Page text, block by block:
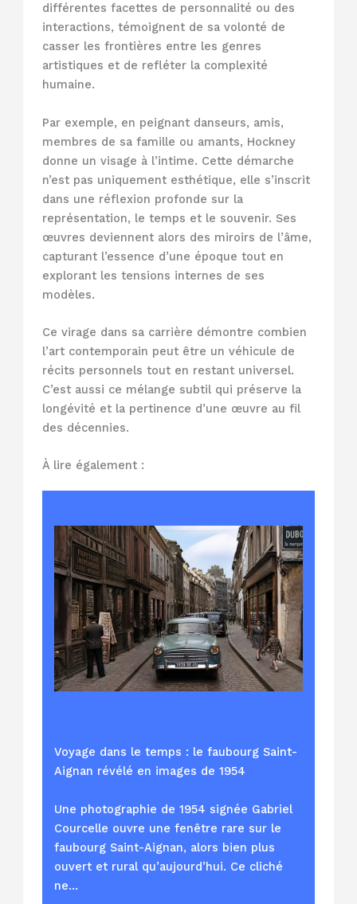
différentes facettes de personnalité ou des
interactions, témoignent de sa volonté de
casser les frontières entre les genres
artistiques et de refléter la complexité
humaine.
Par exemple, en peignant danseurs, amis,
membres de sa famille ou amants, Hockney
donne un visage à l’intime. Cette démarche
n’est pas uniquement esthétique, elle s’inscrit
dans une réflexion profonde sur la
représentation, le temps et le souvenir. Ses
œuvres deviennent alors des miroirs de l’âme,
capturant l’essence d’une époque tout en
explorant les tensions internes de ses
modèles.
Ce virage dans sa carrière démontre combien
l’art contemporain peut être un véhicule de
récits personnels tout en restant universel.
C’est aussi ce mélange subtil qui préserve la
longévité et la pertinence d’une œuvre au fil
des décennies.
À lire également :
Voyage dans le temps : le faubourg Saint-
Aignan révélé en images de 1954
Une photographie de 1954 signée Gabriel
Courcelle ouvre une fenêtre rare sur le
faubourg Saint-Aignan, alors bien plus
ouvert et rural qu’aujourd’hui. Ce cliché
ne…